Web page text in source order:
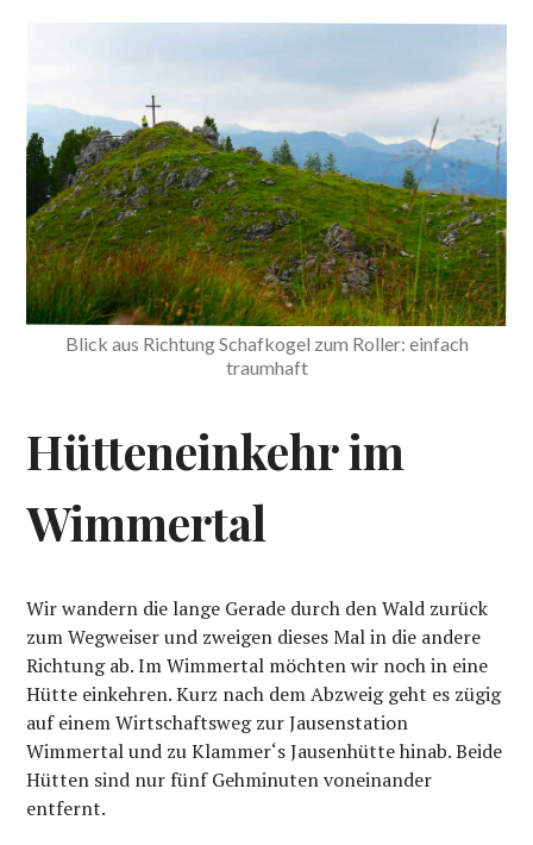
Blick aus Richtung Schafkogel zum Roller: einfach
traumhaft
Hütteneinkehr im
Wimmertal
Wir wandern die lange Gerade durch den Wald zurück
zum Wegweiser und zweigen dieses Mal in die andere
Richtung ab. Im Wimmertal möchten wir noch in eine
Hütte einkehren. Kurz nach dem Abzweig geht es zügig
auf einem Wirtschaftsweg zur Jausenstation
Wimmertal und zu Klammer‘s Jausenhütte hinab. Beide
Hütten sind nur fünf Gehminuten voneinander
entfernt.